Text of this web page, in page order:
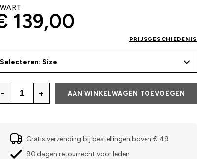
139,00
PRIJSGESCHIEDENIS
Selecteren: Size
- + AAN WINKELWAGEN TOEVOEGEN
Gratis verzending bij bestellingen boven € 49
90 dagen retourrecht voor leden